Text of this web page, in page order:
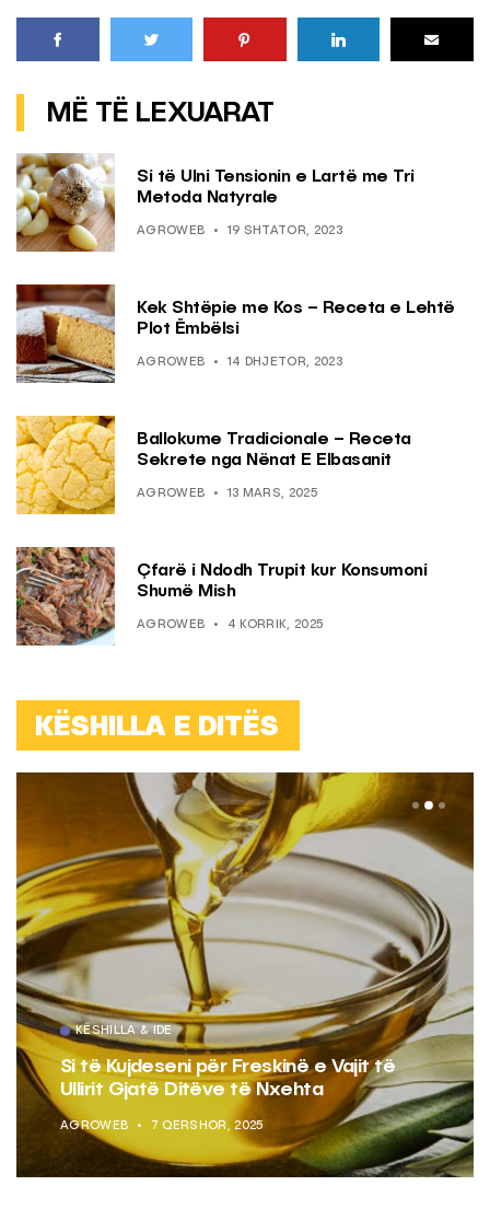
MË TË LEXUARAT
Si të Ulni Tensionin e Lartë me Tri
Metoda Natyrale
AGROWEB 19 SHTATOR, 2023
Kek Shtëpie me Kos – Receta e Lehtë
Plot Ëmbëlsi
AGROWEB 14 DHJETOR, 2023
Ballokume Tradicionale – Receta
Sekrete nga Nënat E Elbasanit
AGROWEB 13 MARS, 2025
Çfarë i Ndodh Trupit kur Konsumoni
Shumë Mish
AGROWEB 4 KORRIK, 2025
KËSHILLA E DITËS
KËSHILLA & IDE
Si të Kujdeseni për Freskinë e Vajit të
Ullirit Gjatë Ditëve të Nxehta
AGROWEB 7 QERSHOR, 2025